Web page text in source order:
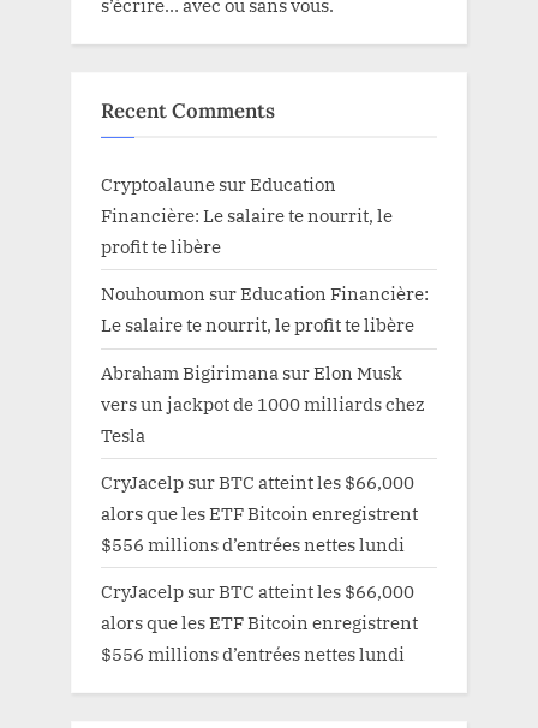
s’écrire… avec ou sans vous.
Recent Comments
Cryptoalaune surEducation
Financière: Le salaire te nourrit, le
profit te libère
Nouhoumon surEducation Financière:
Le salaire te nourrit, le profit te libère
Abraham Bigirimana surElon Musk
vers un jackpot de 1000 milliards chez
Tesla
CryJacelp surBTC atteint les $66,000
alors que les ETF Bitcoin enregistrent
$556 millions d’entrées nettes lundi
CryJacelp surBTC atteint les $66,000
alors que les ETF Bitcoin enregistrent
$556 millions d’entrées nettes lundi